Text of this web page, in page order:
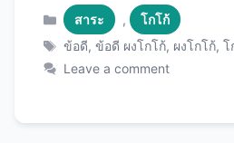
เลิศของพืชชนิดนี้ ปัจจุบัน ผงโ
ในวงกว้างว่าเป็นแหล่งของสา
มากมาย ในบทความนี้ เราจะ
อารมณ์ให้ดีขึ้น คุณจะได้เห็นว่
Categories
สาระ ,
โกโก้
Tags
ข้อดี,ข้อดี ผงโกโก้, ผงโกโก้,โ
Leave a comment